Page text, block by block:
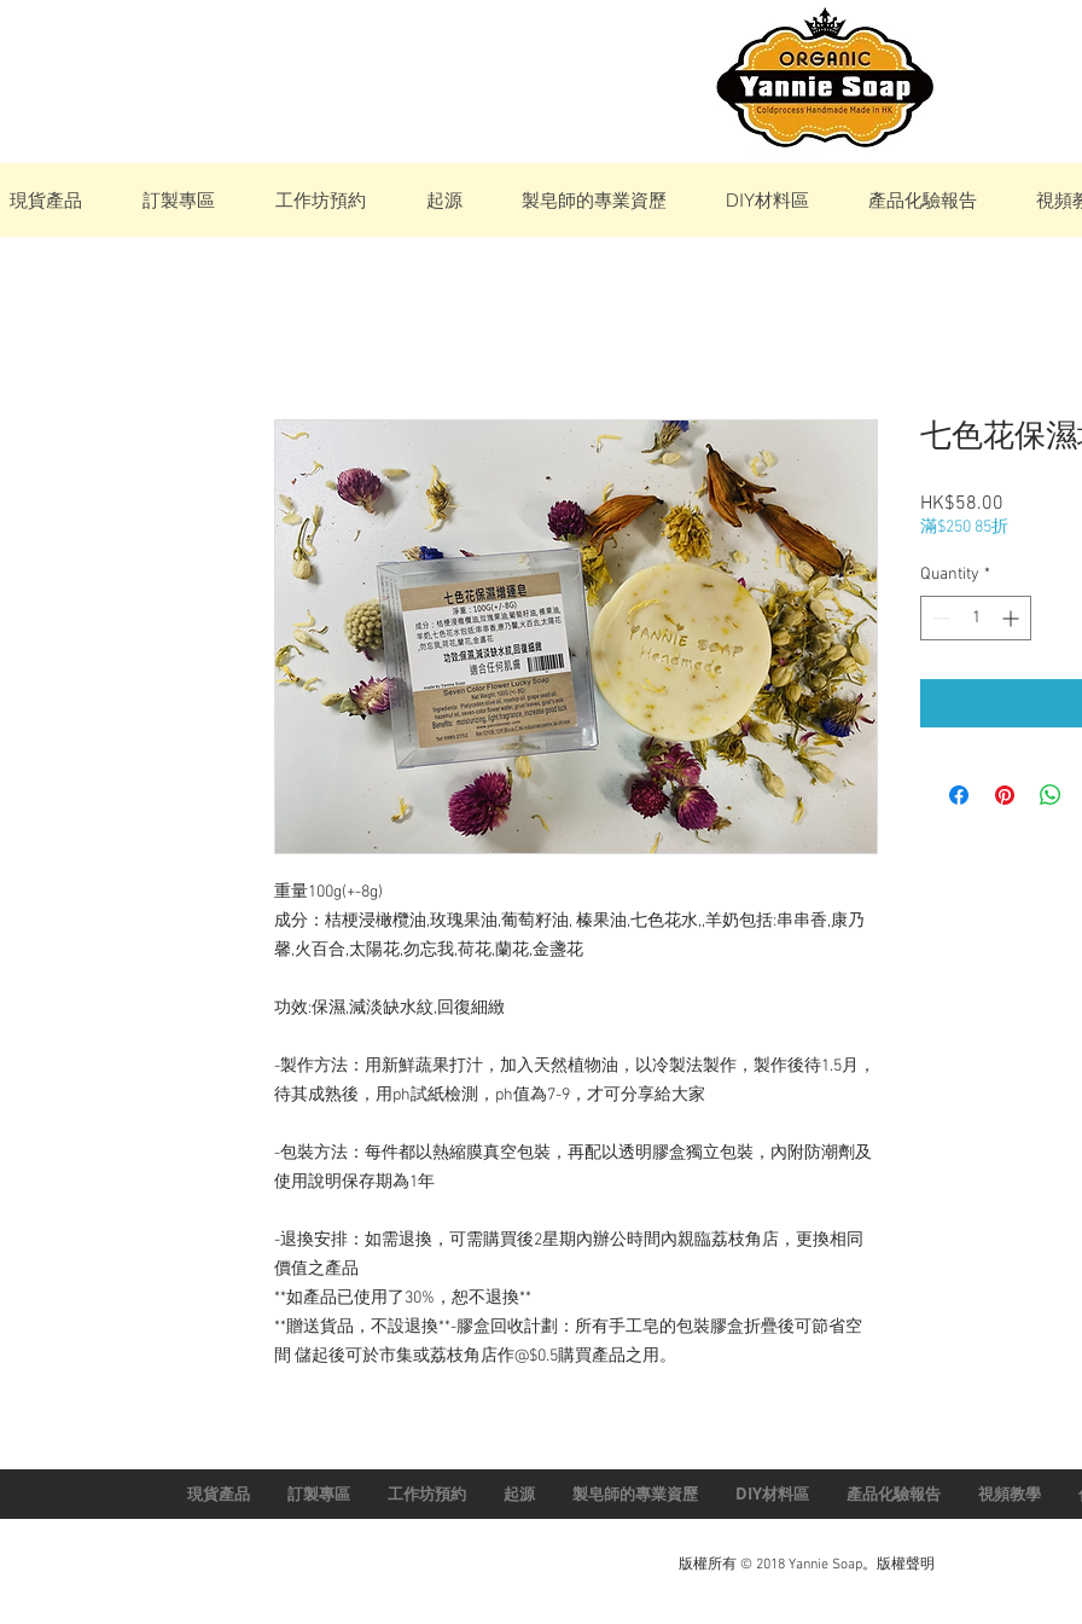
現貨產品 訂製專區 工作坊預約 起源 製皂師的專業資歷 DIY材料區 產品化驗報告 視頻
重量100g(+-8g)
成分：桔梗浸橄欖油,玫瑰果油,葡萄籽油, 榛果油,七色花水,,羊奶包括:串串香,康乃
馨,火百合,太陽花,勿忘我,荷花,蘭花,金盞花
功效:保濕,減淡缺水紋,回復細緻
-製作方法：用新鮮蔬果打汁，加入天然植物油，以冷製法製作，製作後待1.5月，
待其成熟後，用ph試紙檢測，ph值為7-9，才可分享給大家
-包裝方法：每件都以熱縮膜真空包裝，再配以透明膠盒獨立包裝，內附防潮劑及
使用說明保存期為1年
-退換安排：如需退換，可需購買後2星期內辦公時間內親臨荔枝角店，更換相同
價值之產品
**如產品已使用了30%，恕不退換**
**贈送貨品，不設退換**-膠盒回收計劃：所有手工皂的包裝膠盒折疊後可節省空
間 儲起後可於市集或荔枝角店作@$0.5購買產品之用。
七色花保
HK$58.00
滿$250 85折
Quantity *
現貨產品 訂製專區 工作坊預約 起源 製皂師的專業資歷 DIY材料區 產品化驗報告 視頻教學
版權所有 © 2018 Yannie Soap。版權聲明